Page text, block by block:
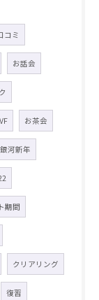
コミ
お話会
お茶会
銀河新年
期間
クリアリング
復習